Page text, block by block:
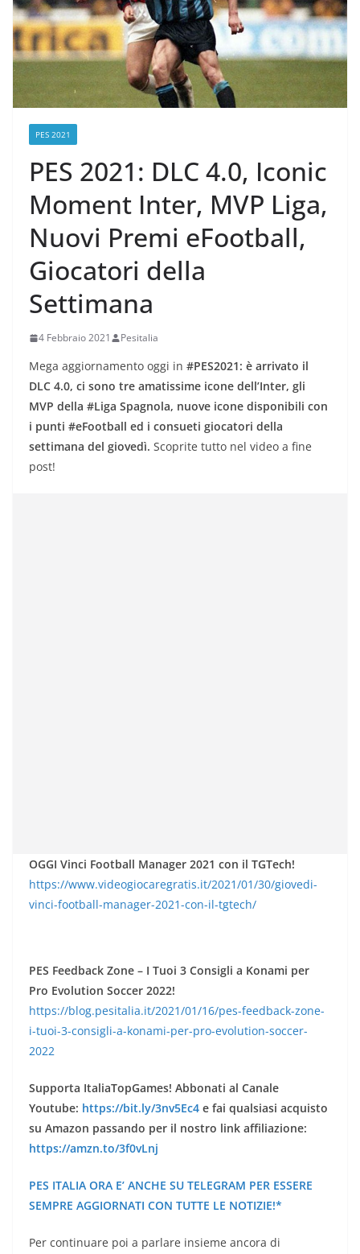
PES 2021
PES 2021: DLC 4.0, Iconic
Moment Inter, MVP Liga,
Nuovi Premi eFootball,
Giocatori della
Settimana
4 Febbraio 2021 Pesitalia
Mega aggiornamento oggi in #PES2021: è arrivato il
DLC 4.0, ci sono tre amatissime icone dell’Inter, gli
MVP della #Liga Spagnola, nuove icone disponibili con
i punti #eFootball ed i consueti giocatori della
settimana del giovedì. Scoprite tutto nel video a fine
post!
OGGI Vinci Football Manager 2021 con il TGTech!
https://www.videogiocaregratis.it/2021/01/30/giovedi-
vinci-football-manager-2021-con-il-tgtech/
PES Feedback Zone – I Tuoi 3 Consigli a Konami per
Pro Evolution Soccer 2022!
https://blog.pesitalia.it/2021/01/16/pes-feedback-zone-
i-tuoi-3-consigli-a-konami-per-pro-evolution-soccer-
2022
Supporta ItaliaTopGames! Abbonati al Canale
Youtube: https://bit.ly/3nv5Ec4 e fai qualsiasi acquisto
su Amazon passando per il nostro link affiliazione:
https://amzn.to/3f0vLnj
PES ITALIA ORA E’ ANCHE SU TELEGRAM PER ESSERE
SEMPRE AGGIORNATI CON TUTTE LE NOTIZIE!*
Per continuare poi a parlare insieme ancora di